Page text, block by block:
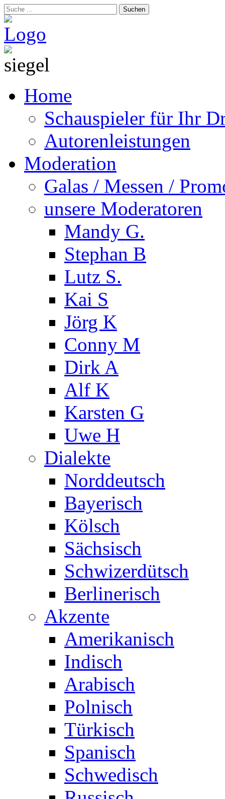
Suchen
Home
Schauspieler für Ihr
Autorenleistungen
Moderation
Galas / Messen /
unsere Moderatoren
Mandy G.
Stephan B
Lutz S.
Kai S
Jörg K
Conny M
Dirk A
Alf K
Karsten G
Uwe H
Dialekte
Norddeutsch
Bayerisch
Kölsch
Sächsisch
Schwizerdütsch
Berlinerisch
Akzente
Amerikanisch
Indisch
Arabisch
Polnisch
Türkisch
Spanisch
Schwedisch